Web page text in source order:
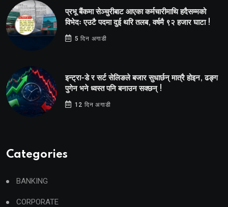
प्रभू बैंकमा सेञ्चुरीबाट आएका कर्मचारीमाथि हदैसम्मको
विभेदः एउटै पदमा दुई थरि तलब, वर्षमै ९२ हजार घाटा !
5 दिन अगाडी
इन्ट्रा-डे र सर्ट सेलिङले बजार सुधार्छन् मात्रै होइन, ढङ्ग
पुगेन भने ध्वस्त पनि बनाउन सक्छन् !
12 दिन अगाडी
Categories
BANKING
CORPORATE